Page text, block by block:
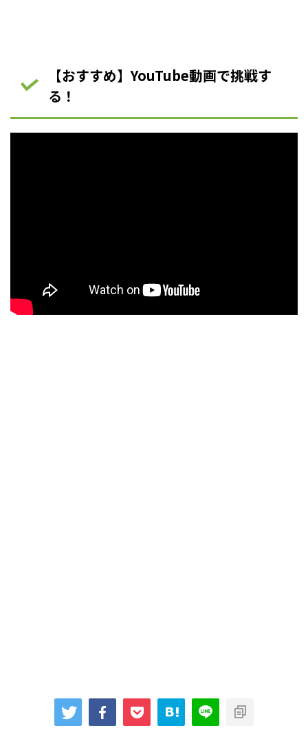
【おすすめ】YouTube動画で挑戦す
る！